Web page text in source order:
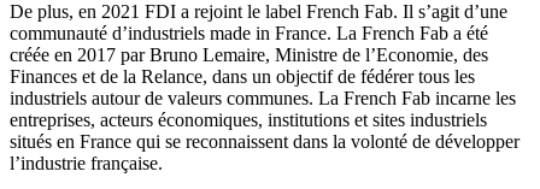
De plus, en 2021 FDI a rejoint le label French Fab. Il s’agit d’une
communauté d’industriels made in France. La French Fab a été
créée en 2017 par Bruno Lemaire, Ministre de l’Economie, des
Finances et de la Relance, dans un objectif de fédérer tous les
industriels autour de valeurs communes. La French Fab incarne les
entreprises, acteurs économiques, institutions et sites industriels
situés en France qui se reconnaissent dans la volonté de développer
l’industrie française.